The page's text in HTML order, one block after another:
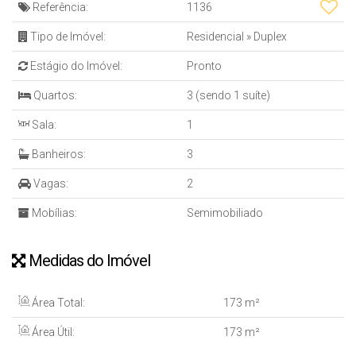
Referência: 1136
Tipo de Imóvel: Residencial » Duplex
Estágio do Imóvel: Pronto
Quartos: 3 (sendo 1 suíte)
Sala: 1
Banheiros: 3
Vagas: 2
Mobílias: Semimobiliado
Medidas do Imóvel
Área Total: 173 m²
Área Útil: 173 m²